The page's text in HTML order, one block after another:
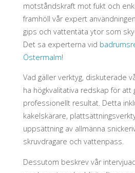
motståndskraft mot fukt och
framhöll vår expert
gips och vattentäta ytor som
Det sa experterna vid
Östermalm!
Vad gäller verktyg, diskuterade
ha högkvalitativa redskap för att
professionellt resultat. Detta
kakelskärare,
uppsättning av allmänna
skruvdragare och vattenpass.
Dessutom beskrev vår